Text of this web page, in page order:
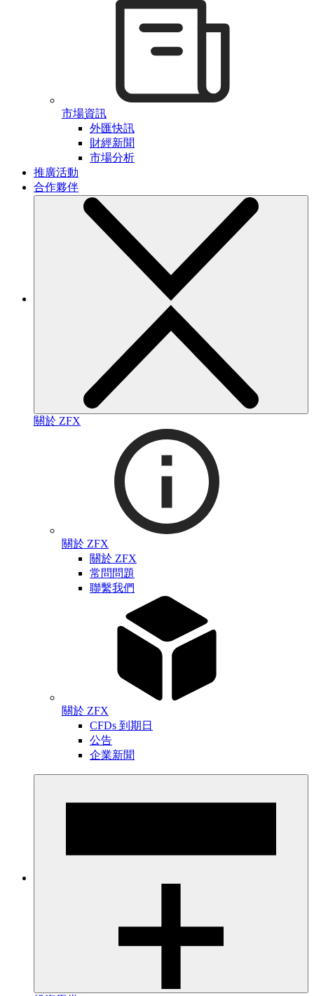
市場資訊
外匯快訊
財經新聞
市場分析
推廣活動
合作夥伴
關於 ZFX
關於 ZFX
關於 ZFX
常問問題
聯繫我們
關於 ZFX
CFDs 到期日
公告
企業新聞